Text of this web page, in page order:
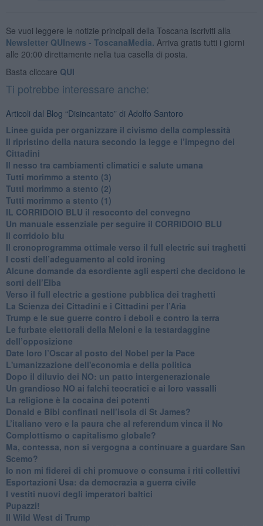
Se vuoi leggere le notizie principali della Toscana iscriviti alla
Newsletter QUInews - ToscanaMedia. Arriva gratis tutti i giorni
alle 20:00 direttamente nella tua casella di posta.
Basta cliccare QUI
Ti potrebbe interessare anche:
Articoli dal Blog “Disincantato” di Adolfo Santoro
​Linee guida per organizzare il civismo della complessità
​Il ripristino della natura secondo la legge e l’impegno dei
Cittadini
Il nesso tra cambiamenti climatici e salute umana
Tutti morimmo a stento (3)
Tutti morimmo a stento (2)
​Tutti morimmo a stento (1)
IL CORRIDOIO BLU il resoconto del convegno
Un manuale essenziale per seguire il CORRIDOIO BLU
Il corridoio blu
​Il cronoprogramma ottimale verso il full electric sui traghetti
​I costi dell’adeguamento al cold ironing
Alcune domande da esordiente agli esperti che decidono le
sorti dell’Elba
Verso il full electric a gestione pubblica dei traghetti​
​La Scienza dei Cittadini e i Cittadini per l’Aria
Trump e le sue guerre contro i deboli e contro la terra
​Le furbate elettorali della Meloni e la testardaggine
dell’opposizione
​Date loro l’Oscar al posto del Nobel per la Pace
L'umanizzazione dell'economia e della politica
​Dopo il diluvio dei NO: un patto intergenerazionale
​Un grandioso NO ai falchi teocratici e ai loro vassalli
La religione è la cocaina dei potenti
Donald e Bibi confinati nell’isola di St James?
L’italiano vero e la paura che al referendum vinca il No
​Complottismo o capitalismo globale?
​Ma, contessa, non si vergogna a continuare a guardare San
Scemo?
​Io non mi fiderei di chi promuove o consuma i riti collettivi
Esportazioni Usa: da democrazia a guerra civile
​I vestiti nuovi degli imperatori baltici
​Pupazzi!
​Il Wild West di Trump